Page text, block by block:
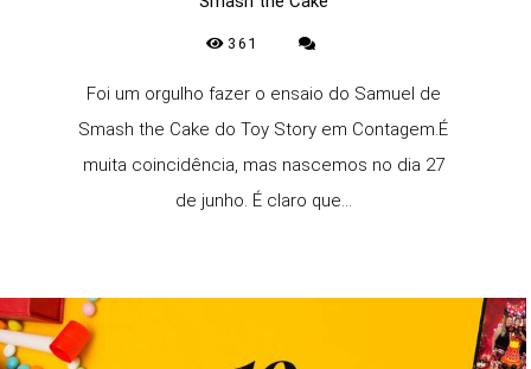
361
Foi um orgulho fazer o ensaio do Samuel de
Smash the Cake do Toy Story em Contagem.É
muita coincidência, mas nascemos no dia 27
de junho. É claro que...